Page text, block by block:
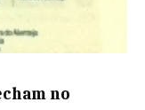
no